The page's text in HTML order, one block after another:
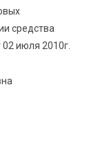
средства
июля 2010г.